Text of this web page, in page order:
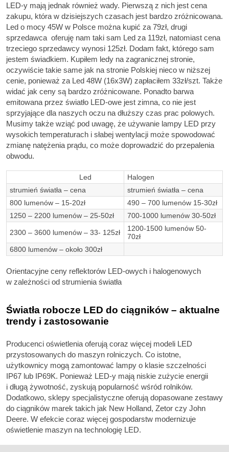
LED-y mają jednak również wady. Pierwszą z nich jest cena
zakupu, która w dzisiejszych czasach jest bardzo zróżnicowana.
Led o mocy 45W w Polsce można kupić za 79zł, drugi
sprzedawca oferuję nam taki sam Led za 119zł, natomiast cena
trzeciego sprzedawcy wynosi 125zł. Dodam fakt, którego sam
jestem świadkiem. Kupiłem ledy na zagranicznej stronie,
oczywiście takie same jak na stronie Polskiej nieco w niższej
cenie, ponieważ za Led 48W (16x3W) zapłaciłem 33zł/szt. Także
widać jak ceny są bardzo zróżnicowane. Ponadto barwa
emitowana przez światło LED-owe jest zimna, co nie jest
sprzyjające dla naszych oczu na dłuższy czas prac polowych.
Musimy także wziąć pod uwagę, że używanie lampy LED przy
wysokich temperaturach i słabej wentylacji może spowodować
zmianę natężenia prądu, co może doprowadzić do przepalenia
obwodu.
Led
Halogen
strumień światła – cena
strumień światła – cena
800 lumenów – 15-20zł
490 – 700 lumenów 15-30zł
1250 – 2200 lumenów – 25-50zł
700-1000 lumenów 30-50zł
2300 – 3600 lumenów – 33- 125zł
1200-1500 lumenów 50-
70zł
6800 lumenów – około 300zł
Orientacyjne ceny reflektorów LED-owych i halogenowych
w zależności od strumienia światła
Światła robocze LED do ciągników – aktualne
trendy i zastosowanie
Producenci oświetlenia oferują coraz więcej modeli LED
przystosowanych do maszyn rolniczych. Co istotne,
użytkownicy mogą zamontować lampy o klasie szczelności
IP67 lub IP69K. Ponieważ LED-y mają niskie zużycie energii
i długą żywotność, zyskują popularność wśród rolników.
Dodatkowo, sklepy specjalistyczne oferują dopasowane zestawy
do ciągników marek takich jak New Holland, Zetor czy John
Deere. W efekcie coraz więcej gospodarstw modernizuje
oświetlenie maszyn na technologię LED.